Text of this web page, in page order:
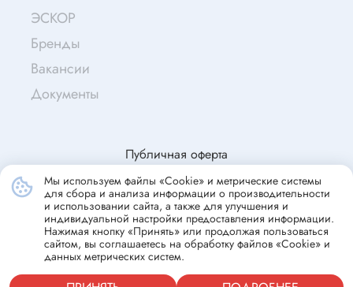
ЭСКОР
Бренды
Вакансии
Документы
© Эскор, 2009—2026
Согласие на обработку персональных данных
Политика конфиденциальности
Публичная оферта
Мы используем файлы «Cookie» и метрические системы
для сбора и анализа информации о производительности
и использовании сайта, а также для улучшения и
индивидуальной настройки предоставления информации.
Нажимая кнопку «Принять» или продолжая пользоваться
сайтом, вы соглашаетесь на обработку файлов «Cookie» и
данных метрических систем.